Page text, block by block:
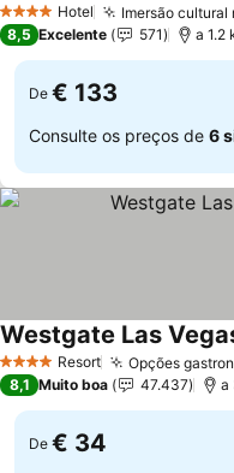
4 EstrelasHotel Imersão cultural
8,5 Excelente 571 a 1.2
De € 133
Consulte os preços de 6
4 EstrelasResort Opções
Westgate Las
8,1 Muito boa 47.437 a
De € 34